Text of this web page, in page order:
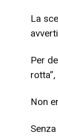
La
Per
Non